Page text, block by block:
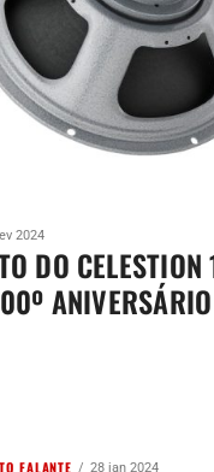
2024
DO
FALANTE 28 jan 2024